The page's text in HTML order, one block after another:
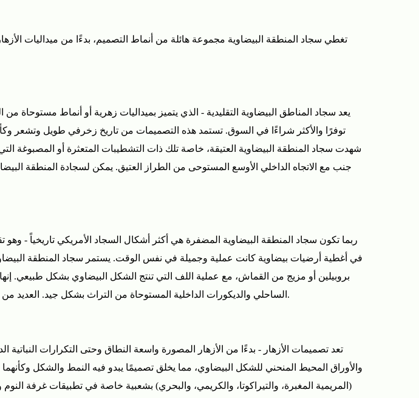
تغطي سجاد المنطقة البيضاوية مجموعة هائلة من أنماط التصميم، بدءًا من ميداليات
يعد سجاد المناطق البيضاوية التقليدية - الذي يتميز بميداليات زهرية أو أنماط مستوحاة
توفرًا والأكثر شراءًا في السوق. تستمد هذه التصميمات من تاريخ زخرفي طويل وتشعر وكأنك
شهدت سجاد المنطقة البيضاوية العتيقة، خاصة تلك ذات التشطيبات المتعثرة أو المصبوغة
جنب مع الاتجاه الداخلي الأوسع المستوحى من الطراز العتيق. يمكن لسجادة المنطقة
ربما تكون سجاد المنطقة البيضاوية المضفرة هي أكثر أشكال السجاد الأمريكي تاريخياً -
في أغطية أرضيات بيضاوية كانت عملية وجميلة في نفس الوقت. يستمر سجاد المنطقة
بروبيلين أو مزيج من القماش، مع عملية اللف التي تنتج الشكل البيضاوي بشكل طبيعي.
الساحلي والديكورات الداخلية المستوحاة من التراث بشكل جيد. العديد من سجاد المنطقة البيضاوية المضفرة قابلة للعكس، مما يزيد من عمرها الإنتاجي إلى حد كبير.
تعد تصميمات الأزهار - بدءًا من الأزهار المصورة واسعة النطاق وحتى التكرارات
والأوراق المحيط المنحني للشكل البيضاوي، مما يخلق تصميمًا يبدو فيه النمط والشكل
(المريمية المغبرة، والتيراكوتا، والكريمي، والبحري) بشعبية خاصة في تطبيقات غرفة